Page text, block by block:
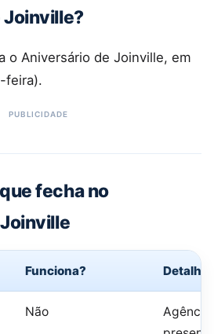
o Aniversário de Joinville, em
feira).
fecha no
Funciona? Detalhe
Não